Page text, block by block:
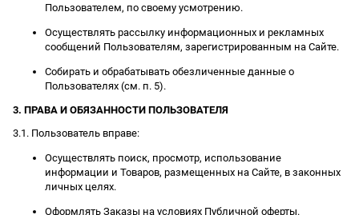
Пользователем, по своему усмотрению.
Осуществлять рассылку информационных и рекламных
сообщений Пользователям, зарегистрированным на Сайте.
Собирать и обрабатывать обезличенные данные о
Пользователях (см. п. 5).
3. ПРАВА И ОБЯЗАННОСТИ ПОЛЬЗОВАТЕЛЯ
3.1. Пользователь вправе:
Осуществлять поиск, просмотр, использование
информации и Товаров, размещенных на Сайте, в законных
личных целях.
Оформлять Заказы на условиях Публичной оферты.